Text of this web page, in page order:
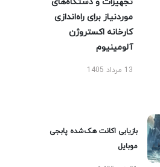
موردنیاز برای راه‌اندازی
کارخانه اکستروژن
آلومینیوم
13 مرداد 1405
بازیابی اکانت هک‌شده پابجی
موبایل